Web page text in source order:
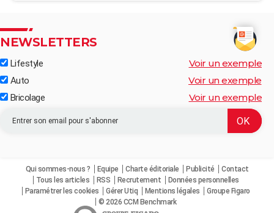
NEWSLETTERS
Lifestyle Voir un exemple
Auto Voir un exemple
Bricolage Voir un exemple
Qui sommes-nous ? Equipe Charte éditoriale Publicité
Contact
Tous les articles
RSS Recrutement
Données personnelles
Paramétrer les cookies
Gérer Utiq Mentions légales
Groupe Figaro
© 2026 CCM Benchmark